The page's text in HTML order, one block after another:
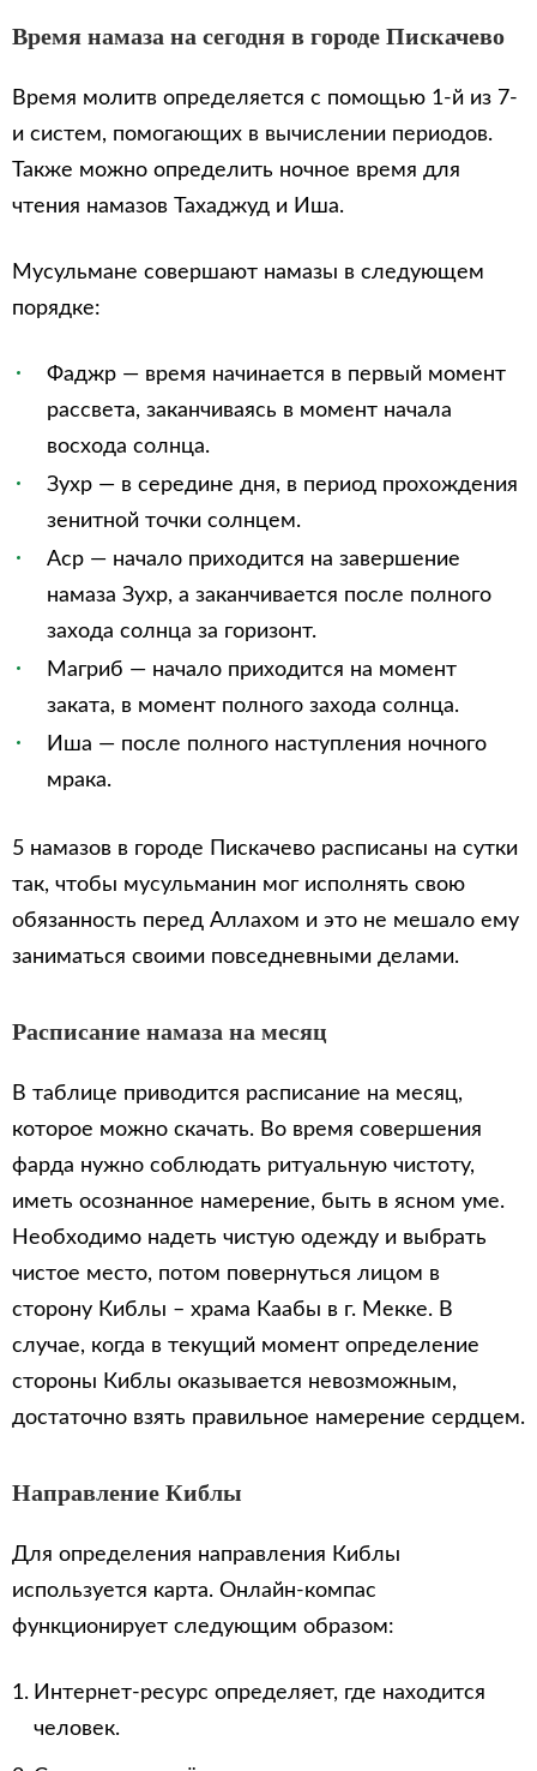
Время намаза на сегодня в городе Пискачево
Время молитв определяется с помощью 1-й из 7-
и систем, помогающих в вычислении периодов.
Также можно определить ночное время для
чтения намазов Тахаджуд и Иша.
Мусульмане совершают намазы в следующем
порядке:
Фаджр — время начинается в первый момент
рассвета, заканчиваясь в момент начала
восхода солнца.
Зухр — в середине дня, в период прохождения
зенитной точки солнцем.
Аср — начало приходится на завершение
намаза Зухр, а заканчивается после полного
захода солнца за горизонт.
Магриб — начало приходится на момент
заката, в момент полного захода солнца.
Иша — после полного наступления ночного
мрака.
5 намазов в городе Пискачево расписаны на сутки
так, чтобы мусульманин мог исполнять свою
обязанность перед Аллахом и это не мешало ему
заниматься своими повседневными делами.
Расписание намаза на месяц
В таблице приводится расписание на месяц,
которое можно скачать. Во время совершения
фарда нужно соблюдать ритуальную чистоту,
иметь осознанное намерение, быть в ясном уме.
Необходимо надеть чистую одежду и выбрать
чистое место, потом повернуться лицом в
сторону Киблы – храма Каабы в г. Мекке. В
случае, когда в текущий момент определение
стороны Киблы оказывается невозможным,
достаточно взять правильное намерение сердцем.
Направление Киблы
Для определения направления Киблы
используется карта. Онлайн-компас
функционирует следующим образом:
Интернет-ресурс определяет, где находится
человек.